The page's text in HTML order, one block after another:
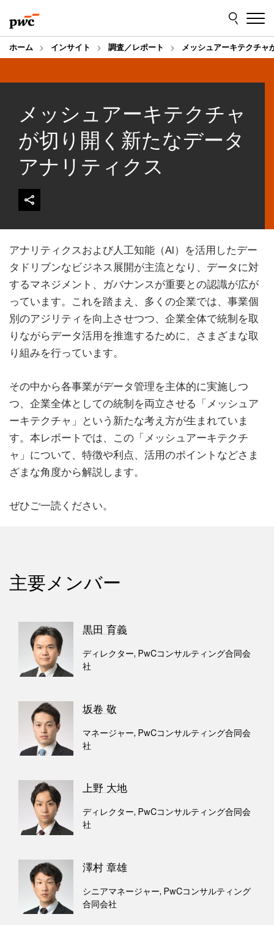
to
content
to
footer
ホーム インサイト 調査／レポート メッシュアーキテクチャ
メッシュアーキテクチャ
が切り開く新たなデータ
アナリティクス
アナリティクスおよび人工知能（AI）を活用したデー
タドリブンなビジネス展開が主流となり、データに対
するマネジメント、ガバナンスが重要との認識が広が
っています。これを踏まえ、多くの企業では、事業個
別のアジリティを向上させつつ、企業全体で統制を取
りながらデータ活用を推進するために、さまざまな取
り組みを行っています。
その中から各事業がデータ管理を主体的に実施しつ
つ、企業全体としての統制を両立させる「メッシュア
ーキテクチャ」という新たな考え方が生まれていま
す。本レポートでは、この「メッシュアーキテクチ
ャ」について、特徴や利点、活用のポイントなどさま
ざまな角度から解説します。
ぜひご一読ください。
主要メンバー
黒田 育義
ディレクター, PwCコンサルティング合同会
社
坂卷 敬
マネージャー, PwCコンサルティング合同会
社
上野 大地
ディレクター, PwCコンサルティング合同会
社
澤村 章雄
シニアマネージャー, PwCコンサルティング
合同会社